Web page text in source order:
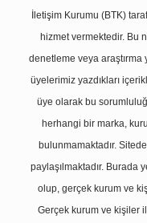
İletişim Kurumu (BTK)
hizmet vermektedir. Bu
denetleme veya araştırma
üyelerimiz yazdıkları
üye olarak bu
herhangi bir marka,
bulunmamaktadır.
paylaşılmaktadır. Burada
olup, gerçek kurum ve
Gerçek kurum ve kişiler